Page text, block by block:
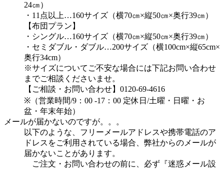
24㎝）
・11点以上…160サイズ（横70㎝×縦50㎝×奥行39㎝）
【布団プラン】
・シングル…160サイズ（横70㎝×縦50㎝×奥行39㎝）
・セミダブル・ダブル…200サイズ（横100cm×縦65cm×
奥行34cm）
※サイズについてご不安な場合には下記お問い合わせ
までご相談くださいませ。
【ご相談・お問い合わせ】0120-69-4616
※（営業時間/9：00 -17：00 定休日/土曜・日曜・お
盆・年末年始）
メールが届かないのですが。。。
以下のような、フリーメールアドレスや携帯電話のア
ドレスをご利用されている場合、弊社からのメールが
届かないことがあります。
ご注文・お問い合わせの前に、必ず『迷惑メール設